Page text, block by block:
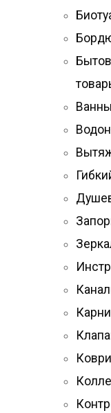
Ванны